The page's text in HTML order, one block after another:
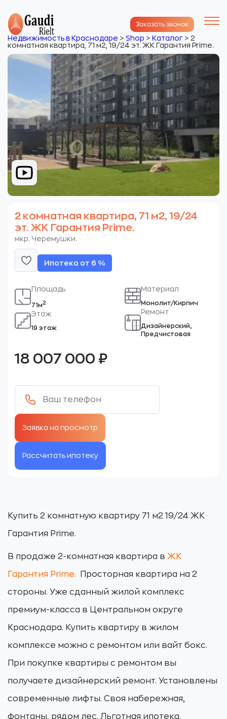
Заказать звонок
Недвижимость в Краснодаре > Shop > Каталог > 2
комнатная квартира, 71 м2, 19/24 эт. ЖК Гарантия Prime.
2 комнатная квартира, 71 м2, 19/24
эт. ЖК Гарантия Prime.
мкр. Черемушки.
Ипотека от 6 %
Площадь
71м2
Этаж
19 этаж
Материал
Монолит/Кирпич
Ремонт
Дизайнерский,
Предчистовая
18 007 000 ₽
Рассчитать ипотеку
Купить 2 комнатную квартиру 71 м2 19/24 ЖК
Гарантия Prime.
В продаже 2-комнатная квартира в ЖК
Гарантия Prime. Просторная квартира на 2
стороны. Уже сданный жилой комплекс
премиум-класса в Центральном округе
Краснодара. Купить квартиру в жилом
комплексе можно с ремонтом или вайт бокс.
При покупке квартиры с ремонтом вы
получаете дизайнерский ремонт. Установлены
современные лифты. Своя набережная,
фонтаны, рядом лес. Льготная ипотека.